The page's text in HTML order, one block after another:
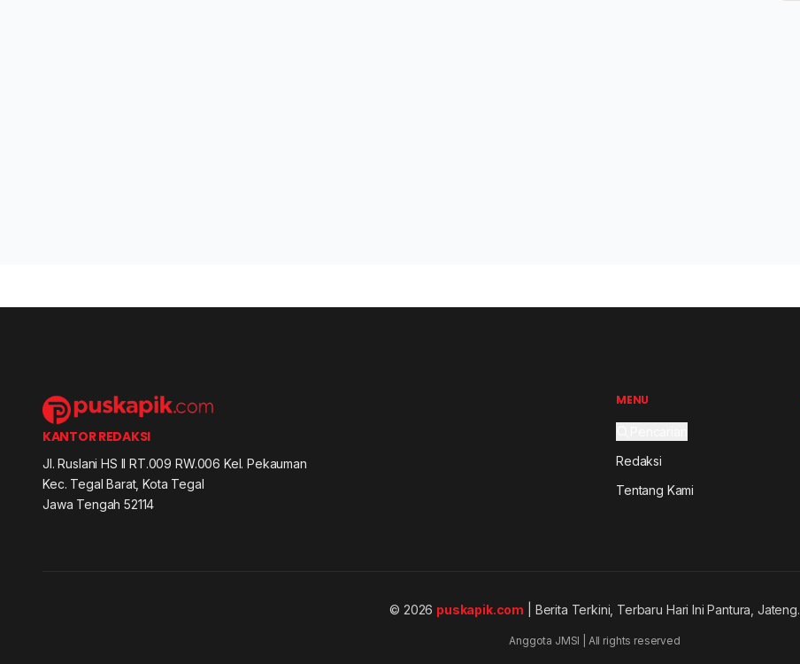
KANTOR REDAKSI
Jl. Ruslani HS II RT.009 RW.006 Kel. Pekauman
Kec. Tegal Barat, Kota Tegal
Jawa Tengah 52114
MENU
Redaksi
Tentang Kami
© 2026 puskapik.com | Berita Terkini, Terbaru Hari Ini Pantura, Jateng.
Anggota JMSI | All rights reserved